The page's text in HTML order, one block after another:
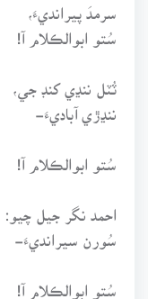
سرمدَ پيرانديءَ،
سُتو ابوالڪلام آ!
ٽُٽل ننڍي کنڊ جي،
ننڍڙي آباديءَ-
سُتو ابوالڪلام آ!
احمد نگر جيل چيو:
سُورن سيرانديءَ-
سُتو ابوالڪلام آ!